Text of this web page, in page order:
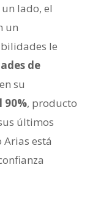
lado, el
un
le
de
su
90%, producto
últimos
está